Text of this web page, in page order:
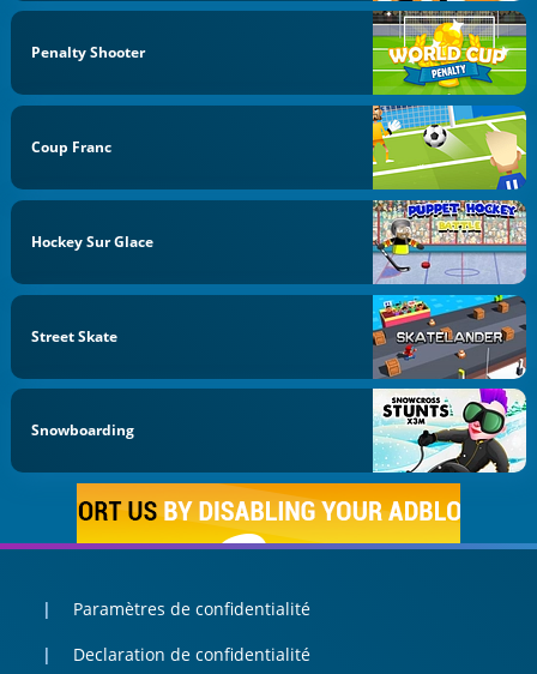
Penalty Shooter
Coup Franc
Hockey Sur Glace
Street Skate
Snowboarding
Paramètres de confidentialité
Declaration de confidentialité